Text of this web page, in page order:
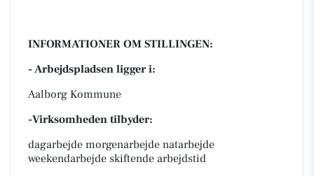
INFORMATIONER OM STILLINGEN:
- Arbejdspladsen ligger i:
Aalborg Kommune
-Virksomheden tilbyder:
dagarbejde morgenarbejde natarbejde
weekendarbejde skiftende arbejdstid